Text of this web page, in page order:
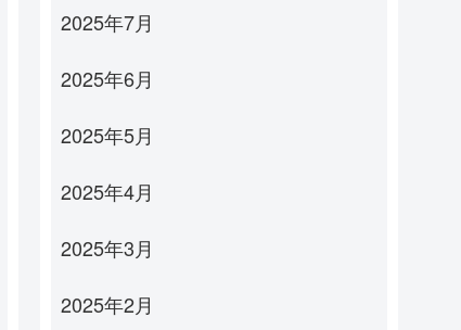
2025年7月
2025年6月
2025年5月
2025年4月
2025年3月
2025年2月